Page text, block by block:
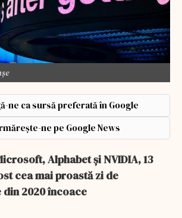
ne ca sursă preferată în Google
ne pe Google News
Alphabet și NVIDIA, 13
cea mai proastă zi de
2020 încoace